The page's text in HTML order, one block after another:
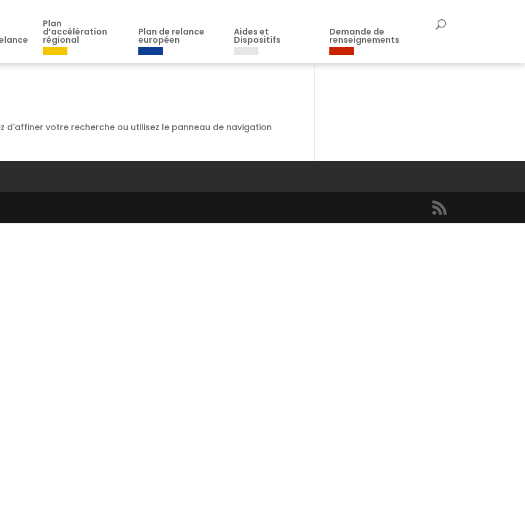
Plan
d’accélération
régional
Plan de relance
européen
Aides et
Dispositifs
Demande de
renseignements
d'affiner votre recherche ou utilisez le panneau de navigation